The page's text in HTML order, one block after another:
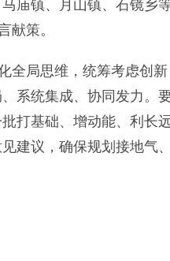
庙镇、月山镇、石镜乡
献策。
全局思维，统筹考虑创新
系统集成、协同发力。
打基础、增动能、利长
建议，确保规划接地气、